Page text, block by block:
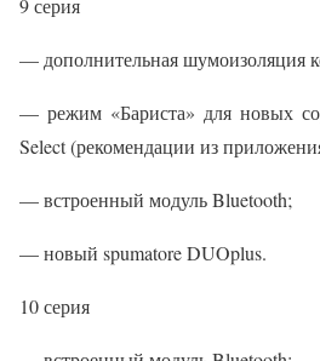
9 серия
— дополнительная шумоизоляция
— режим «Бариста» для новых
Select (рекомендации из
— встроенный модуль Bluetooth;
— новый spumatore DUOplus.
10 серия